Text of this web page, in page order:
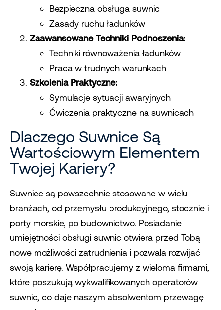
Bezpieczna obsługa suwnic
Zasady ruchu ładunków
Zaawansowane Techniki Podnoszenia:
Techniki równoważenia ładunków
Praca w trudnych warunkach
Szkolenia Praktyczne:
Symulacje sytuacji awaryjnych
Ćwiczenia praktyczne na suwnicach
Dlaczego Suwnice Są
Wartościowym Elementem
Twojej Kariery?
Suwnice są powszechnie stosowane w wielu
branżach, od przemysłu produkcyjnego, stocznie i
porty morskie, po budownictwo. Posiadanie
umiejętności obsługi suwnic otwiera przed Tobą
nowe możliwości zatrudnienia i pozwala rozwijać
swoją karierę. Współpracujemy z wieloma firmami,
które poszukują wykwalifikowanych operatorów
suwnic, co daje naszym absolwentom przewagę